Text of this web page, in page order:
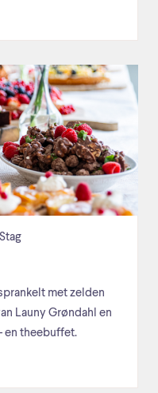
met zelden
Launy Grøndahl en
en theebuffet.